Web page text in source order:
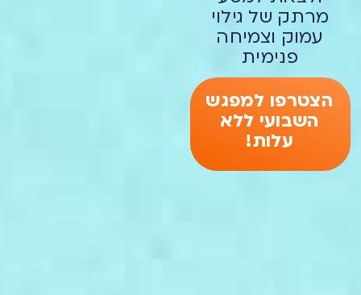
מרתק של גילוי
עמוק וצמיחה
פנימית
הצטרפו למפגש
השבועי ללא
עלות!